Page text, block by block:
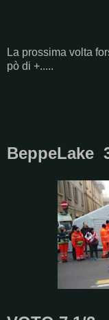
La prossima volta
pò di +.....
BeppeLake